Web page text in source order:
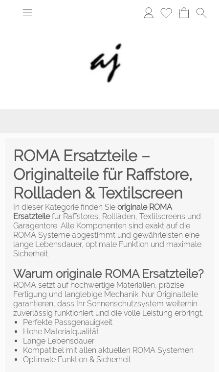
ROMA Ersatzteile –
Originalteile für Raffstore,
Rollladen & Textilscreen
In dieser Kategorie finden Sie originale ROMA
Ersatzteilefür Raffstores, Rollläden, Textilscreens und
Garagentore. Alle Komponenten sind exakt auf die
ROMA Systeme abgestimmt und gewährleisten eine
lange Lebensdauer, optimale Funktion und maximale
Sicherheit.
Warum originale ROMA Ersatzteile?
ROMA setzt auf hochwertige Materialien, präzise
Fertigung und langlebige Mechanik. Nur Originalteile
garantieren, dass Ihr Sonnenschutzsystem weiterhin
zuverlässig funktioniert und die volle Leistung erbringt.
Perfekte Passgenauigkeit
Hohe Materialqualität
Lange Lebensdauer
Kompatibel mit allen aktuellen ROMA Systemen
Optimale Funktion & Sicherheit